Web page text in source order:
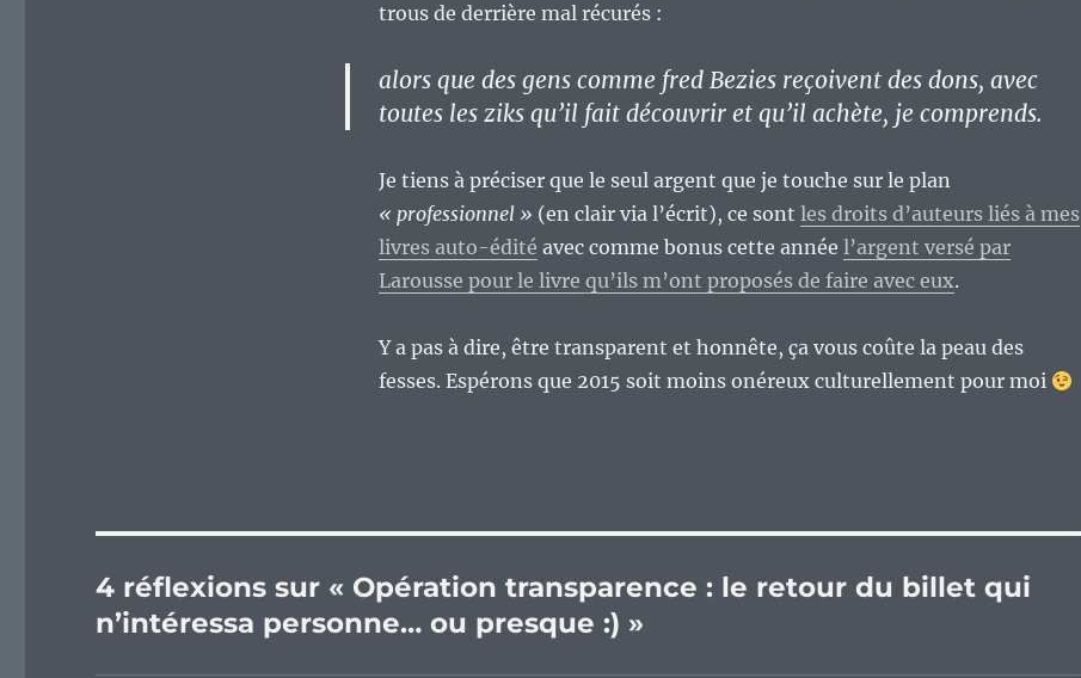
trous de derrière mal récurés :
alors que des gens comme fred Bezies reçoivent des dons, avec
toutes les ziks qu’il fait découvrir et qu’il achète, je comprends.
Je tiens à préciser que le seul argent que je touche sur le plan
« professionnel » (en clair via l’écrit), ce sont les droits d’auteurs liés à mes
livres auto-édité avec comme bonus cette année l’argent versé par
Larousse pour le livre qu’ils m’ont proposés de faire avec eux.
Y a pas à dire, être transparent et honnête, ça vous coûte la peau des
fesses. Espérons que 2015 soit moins onéreux culturellement pour moi
4 réflexions sur « Opération transparence : le retour du billet qui
n’intéressa personne… ou presque :) »